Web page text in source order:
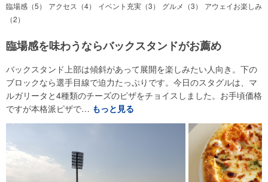
臨場感（5） アクセス（4） イベント充実（3） グルメ（3）
アウェイお楽しみ
（2）
臨場感を味わうならバックスタンドがお薦め
バックスタンド上部は傾斜があって展開を楽しみたい人向き。下の
ブロックなら選手目線で迫力たっぷりです。今日のスタグルは、マ
ルガリータと4種類のチーズのピザをチョイスしました。お手頃価格
ですが本格派ピザで… もっと見る